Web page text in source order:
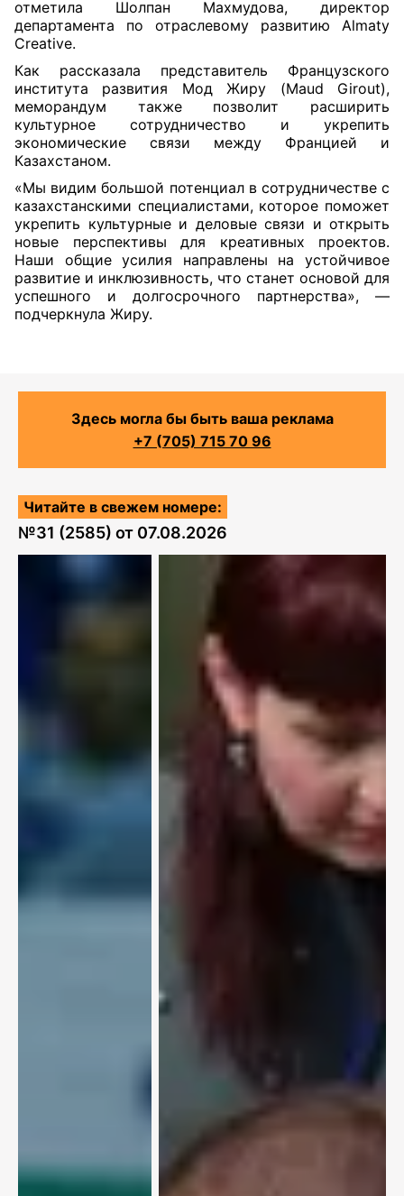
отметила Шолпан Махмудова, директор
департамента по отраслевому развитию Almaty
Creative.
Как рассказала представитель Французского
института развития Мод Жиру (Maud Girout),
меморандум также позволит расширить
культурное сотрудничество и укрепить
экономические связи между Францией и
Казахстаном.
«Мы видим большой потенциал в сотрудничестве с
казахстанскими специалистами, которое поможет
укрепить культурные и деловые связи и открыть
новые перспективы для креативных проектов.
Наши общие усилия направлены на устойчивое
развитие и инклюзивность, что станет основой для
успешного и долгосрочного партнерства», —
подчеркнула Жиру.
Здесь могла бы быть ваша реклама
+7 (705) 715 70 96
Читайте в свежем номере:
№31 (2585) от 07.08.2026